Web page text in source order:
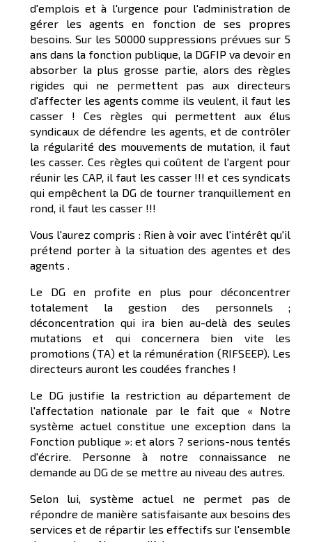
d'emplois et à l'urgence pour l'administration de
gérer les agents en fonction de ses propres
besoins. Sur les 50000 suppressions prévues sur 5
ans dans la fonction publique, la DGFIP va devoir en
absorber la plus grosse partie, alors des règles
rigides qui ne permettent pas aux directeurs
d'affecter les agents comme ils veulent, il faut les
casser ! Ces règles qui permettent aux élus
syndicaux de défendre les agents, et de contrôler
la régularité des mouvements de mutation, il faut
les casser. Ces règles qui coûtent de l'argent pour
réunir les CAP, il faut les casser !!! et ces syndicats
qui empêchent la DG de tourner tranquillement en
rond, il faut les casser !!!
Vous l'aurez compris : Rien à voir avec l'intérêt qu'il
prétend porter à la situation des agentes et des
agents .
Le DG en profite en plus pour déconcentrer
totalement la gestion des personnels ;
déconcentration qui ira bien au-delà des seules
mutations et qui concernera bien vite les
promotions (TA) et la rémunération (RIFSEEP). Les
directeurs auront les coudées franches !
Le DG justifie la restriction au département de
l'affectation nationale par le fait que « Notre
système actuel constitue une exception dans la
Fonction publique »: et alors ? serions-nous tentés
d'écrire. Personne à notre connaissance ne
demande au DG de se mettre au niveau des autres.
Selon lui, système actuel ne permet pas de
répondre de manière satisfaisante aux besoins des
services et de répartir les effectifs sur l'ensemble